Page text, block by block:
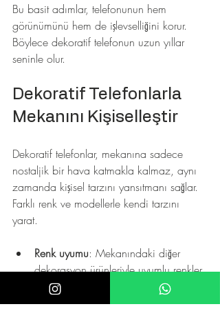
Bu basit adımlar, telefonunun hem
görünümünü hem de işlevselliğini korur.
Böylece dekoratif telefonun uzun yıllar
seninle olur.
Dekoratif Telefonlarla
Mekanını Kişiselleştir
Dekoratif telefonlar, mekanına sadece
nostaljik bir hava katmakla kalmaz, aynı
zamanda kişisel tarzını yansıtmanı sağlar.
Farklı renk ve modellerle kendi tarzını
yarat.
Renk uyumu: Mekanındaki diğer
dekorasyon ürünleriyle uyumlu renkler
seç.
Model çeşitliliği: Klasik, retro ya da